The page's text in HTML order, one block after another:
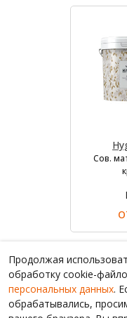
Сов.
Продолжая
обработку cookie-
персональных данных.
обрабатывались,